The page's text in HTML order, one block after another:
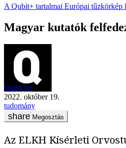
A Qubit+ tartalmai Európai tűzkörkép
Magyar kutatók
Qubit.hu
2022. október 19.
tudomány
Megosztás
Az ELKH Kísérleti